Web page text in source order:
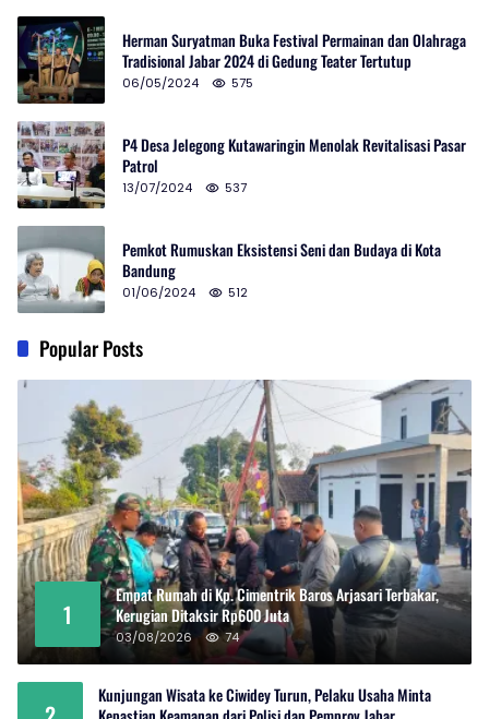
Herman Suryatman Buka Festival Permainan dan Olahraga
Tradisional Jabar 2024 di Gedung Teater Tertutup
06/05/2024 575
P4 Desa Jelegong Kutawaringin Menolak Revitalisasi Pasar
Patrol
13/07/2024 537
Pemkot Rumuskan Eksistensi Seni dan Budaya di Kota
Bandung
01/06/2024 512
Popular Posts
1
Empat Rumah di Kp. Cimentrik Baros Arjasari Terbakar,
Kerugian Ditaksir Rp600 Juta
03/08/2026 74
Kunjungan Wisata ke Ciwidey Turun, Pelaku Usaha Minta